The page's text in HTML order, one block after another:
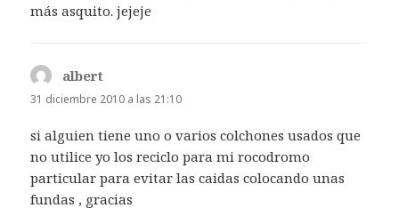
más asquito. jejeje
albert
31 diciembre 2010 a las 21:10
si alguien tiene uno o varios colchones usados que
no utilice yo los reciclo para mi rocodromo
particular para evitar las caidas colocando unas
fundas , gracias